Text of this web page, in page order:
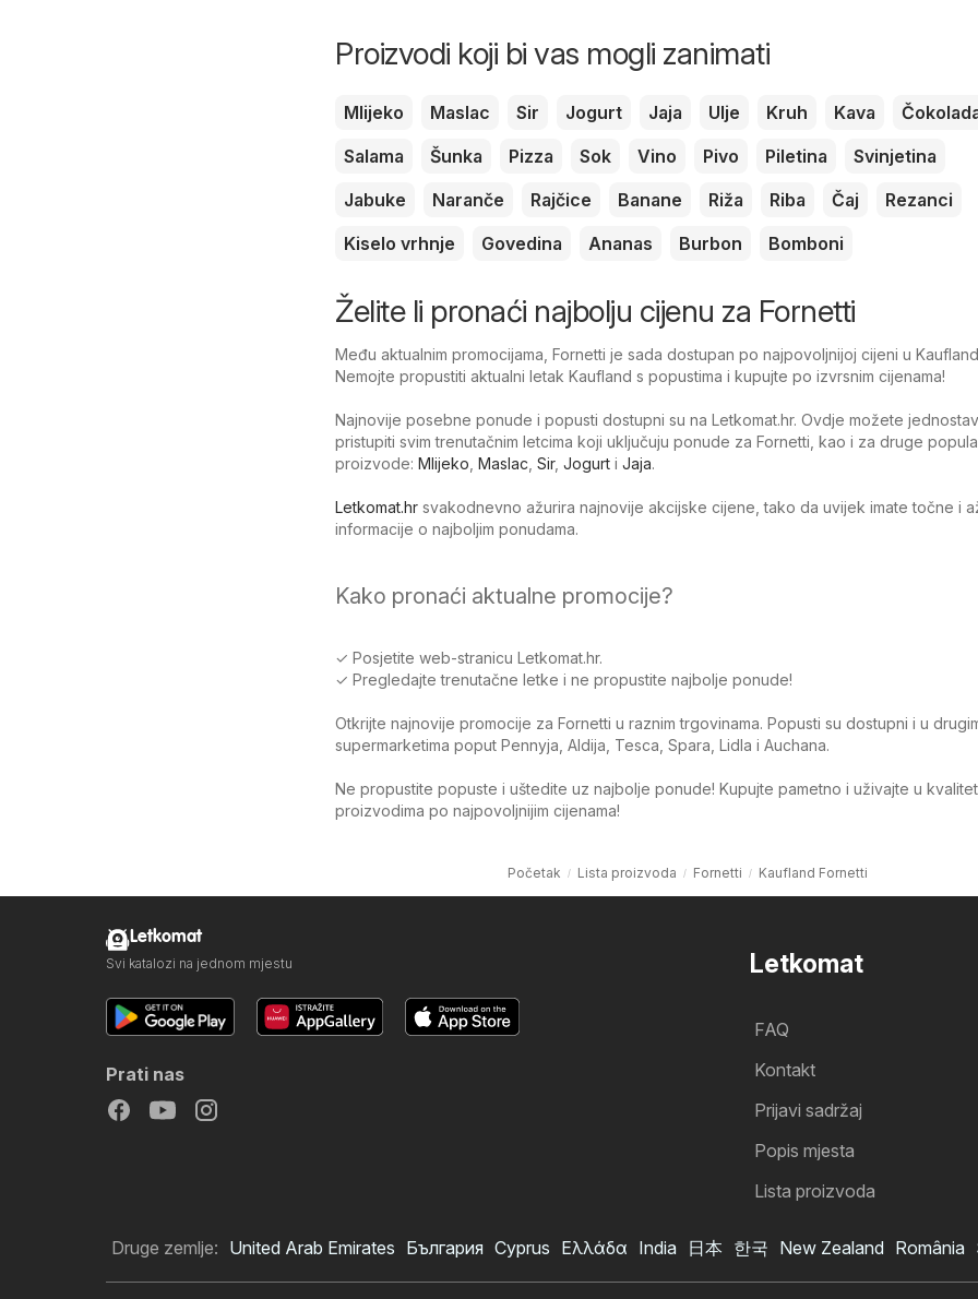
Proizvodi koji bi vas mogli zanimati
Mlijeko Maslac Sir Jogurt Jaja Ulje Kruh Kava
Salama
Šunka Pizza Sok Vino Pivo Piletina
Svinjetina
Jabuke
Naranče Rajčice Banane Riža Riba Čaj
Rezanci
Kiselo vrhnje
Govedina Ananas Burbon Bomboni
Želite li pronaći najbolju cijenu za Fornetti
Među aktualnim promocijama, Fornetti je sada dostupan po najpovoljnijoj cijeni u
Nemojte propustiti aktualni letak Kaufland s popustima i kupujte po izvrsnim cijenama!
Najnovije posebne ponude i popusti dostupni su na Letkomat.hr. Ovdje možete
pristupiti svim trenutačnim letcima koji uključuju ponude za Fornetti, kao i za druge
proizvode: Mlijeko Maslac Sir, Jogurt i Jaja.
Letkomat.hr svakodnevno ažurira najnovije akcijske cijene, tako da uvijek imate točne i
informacije o najboljim ponudama.
Kako pronaći aktualne promocije?
✓ Posjetite web-stranicu Letkomat.hr.
✓ Pregledajte trenutačne letke i ne propustite najbolje ponude!
Otkrijte najnovije promocije za Fornetti u raznim trgovinama. Popusti su dostupni i u
supermarketima poput Pennyja, Aldija, Tesca, Spara, Lidla i Auchana.
Ne propustite popuste i uštedite uz najbolje ponude! Kupujte pametno i uživajte u
proizvodima po najpovoljnijim cijenama!
Početak Lista proizvoda Fornetti Kaufland Fornetti
Letkomat
FAQ
Kontakt
Prijavi sadržaj
Popis mjesta
Lista proizvoda
Letkomat
Svi katalozi na jednom mjestu
Prati nas
Druge zemlje: United Arab Emirates България Cyprus Ελλάδα India 日本 한국 New Zealand România